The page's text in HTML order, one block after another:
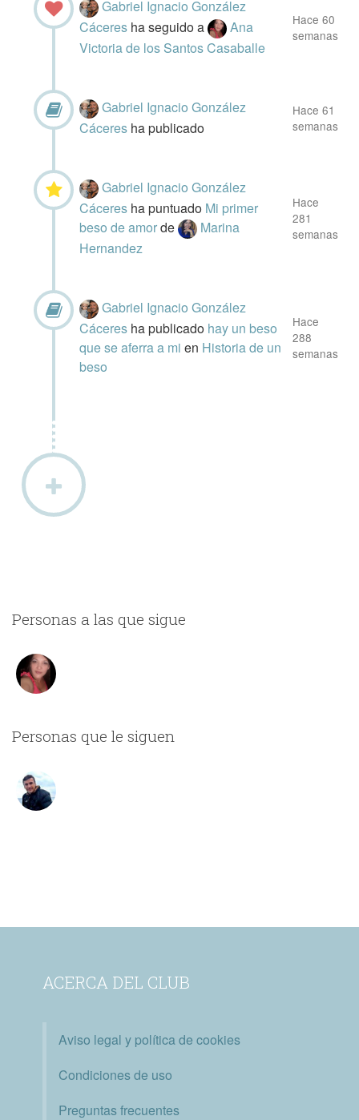
Gabriel Ignacio González
Cáceres ha seguido a
Ana
Victoria de los Santos Casaballe
Hace 60
semanas
Gabriel Ignacio González
Cáceres ha publicado
Hace 61
semanas
Gabriel Ignacio González
Cáceres ha puntuado Mi primer
beso de amorde
Marina
Hernandez
Hace
281
semanas
Gabriel Ignacio González
Cáceres ha publicado hay un beso
que se aferra a mien Historia de un
beso
Hace
288
semanas
Personas a las que sigue
Personas que le siguen
ACERCA DEL CLUB
Aviso legal y política de cookies
Condiciones de uso
Preguntas frecuentes